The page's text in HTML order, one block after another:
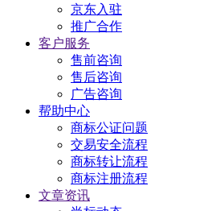
京东入驻
推广合作
客户服务
售前咨询
售后咨询
广告咨询
帮助中心
商标公证问题
交易安全流程
商标转让流程
商标注册流程
文章资讯